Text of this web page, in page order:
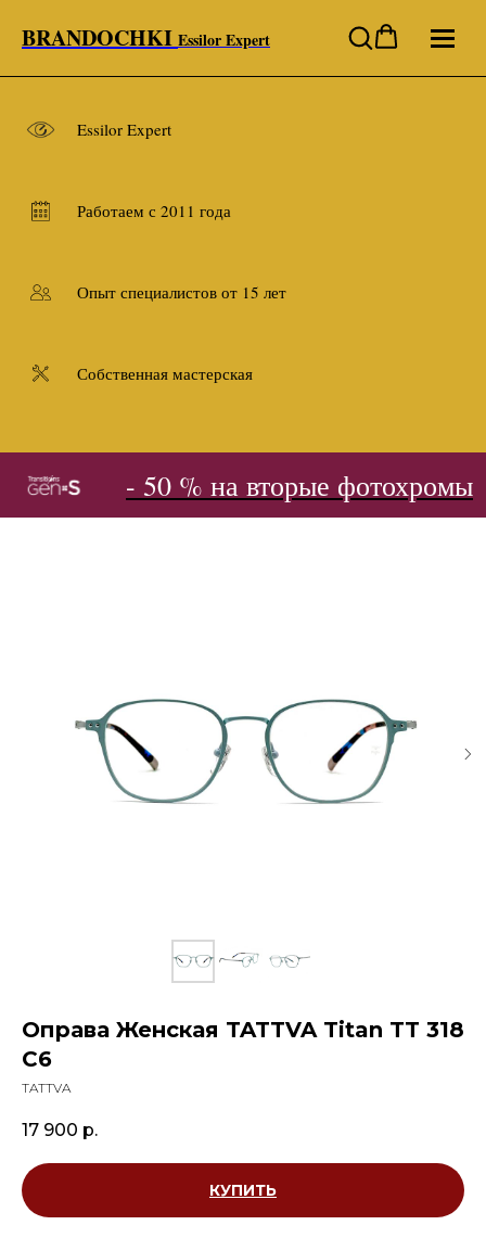
BRANDOCHKI Essilor Expert
Essilor Expert
Работаем с 2011 года
Опыт специалистов от 15 лет
Собственная мастерская
- 50 % на вторые фотохромы
Оправа Женская TATTVA Titan TT 318
C6
TATTVA
17 900 р.
КУПИТЬ